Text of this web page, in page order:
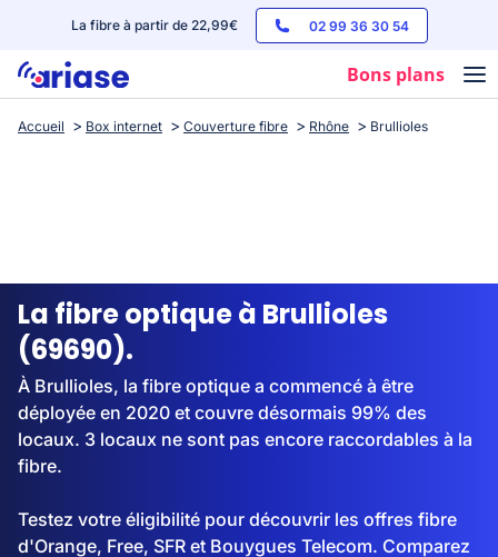
La fibre à partir de 22,99€ 02 99 36 30 54
Bons plans
Box internet
Streaming
Accueil Box internet Couverture fibre Rhône Brullioles
La fibre optique à Brullioles
(69690).
À Brullioles, la fibre optique a commencé à être
déployée en 2020 et couvre désormais 99% des
locaux. 3 locaux ne sont pas encore raccordables à la
fibre.
Testez votre éligibilité pour découvrir les offres fibre
d'Orange, Free, SFR et Bouygues Telecom. Comparez